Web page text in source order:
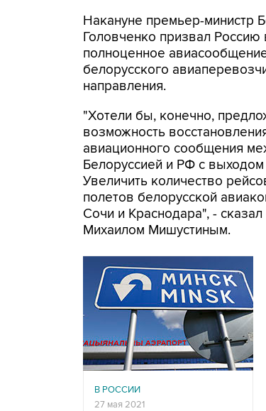
Накануне премьер-министр
Головченко призвал Россию
полноценное
белорусского
направления.
"Хотели бы, конечно,
возможность
авиационного сообщения
Белоруссией и РФ с
Увеличить количество
полетов белорусской
Сочи и Краснодара", -
Михаилом Мишустиным.
В РОССИИ
27 мая 2021